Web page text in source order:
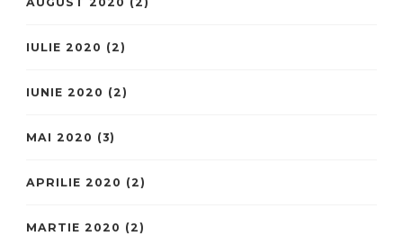
IULIE 2020 (2)
IUNIE 2020 (2)
MAI 2020 (3)
APRILIE 2020 (2)
MARTIE 2020 (2)